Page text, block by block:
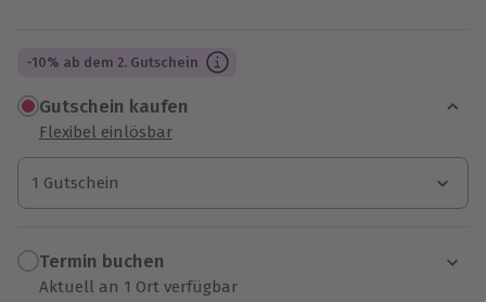
-10% ab dem 2. Gutschein
Gutschein kaufen
Flexibel einlösbar
1 Gutschein
1 Gutschein
1 Gutschein
Termin buchen
Aktuell an 1 Ort verfügbar